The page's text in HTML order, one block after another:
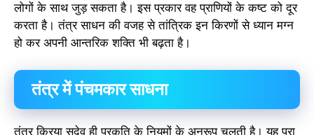
लोगों के साथ जुड़ सकता है। इस प्रकार वह प्राणियों के कष्ट को दूर
करता है। तंत्र साधन की वजह से तांत्रिक इन किरणों से ध्यान मग्न
हो कर अपनी आन्तरिक शक्ति भी बढ़ता है।
तंत्र में पंचमकार साधना
तंत्र क्रिया सदेव ही प्रकृति के नियमों के अनुरूप चलती है। यह पूरा